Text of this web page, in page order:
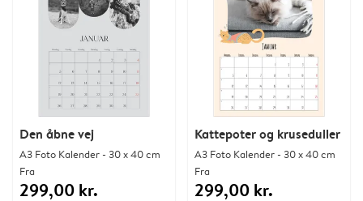
Den åbne vej
A3 Foto Kalender - 30 x 40 cm
Fra
299,00 kr.
Kattepoter og kruseduller
A3 Foto Kalender - 30 x 40 cm
Fra
299,00 kr.